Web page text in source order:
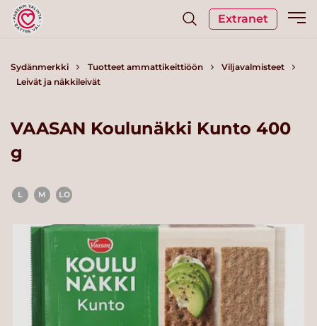
Extranet
Sydänmerkki Tuotteet ammattikeittiöön
Viljavalmisteet
Leivät ja näkkileivät
VAASAN Koulunäkki Kunto 400
g
L M LO